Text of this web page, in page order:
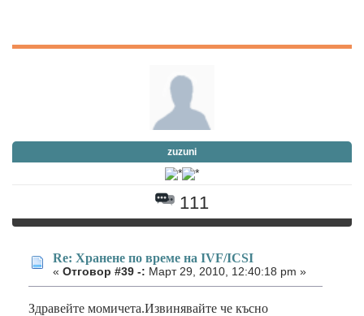
zuzuni
111
Re: Хранене по време на IVF/ICSI
« Отговор #39 -: Март 29, 2010, 12:40:18 pm »
Здравейте момичета.Извинявайте че късно